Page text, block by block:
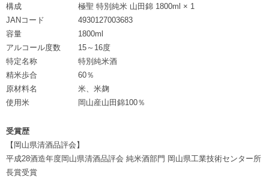
構成
極聖 特別純米 山田錦 1800ml × 1
JANコード
4930127003683
容量
1800ml
アルコール度数
15～16度
特定名称
特別純米酒
精米歩合
60％
原材料名
米、米麹
使用米
岡山産山田錦100％
受賞歴
【岡山県清酒品評会】
平成28酒造年度岡山県清酒品評会 純米酒部門 岡山県工業技術センター所
長賞受賞